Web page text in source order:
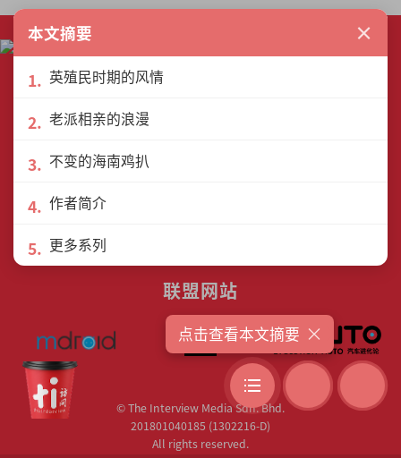
关于我们
联络我们
联盟网站
© The Interview Media Sdn. Bhd.
201801040185 (1302216­-D)
All rights reserved.
本文摘要 ×
英殖民时期的风情
老派相亲的浪漫
不变的海南鸡扒
作者简介
更多系列
点击查看本文摘要 ×